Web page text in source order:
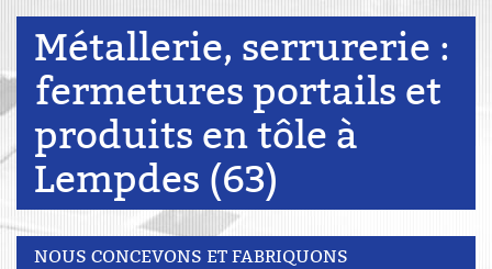
Métallerie, serrurerie :
fermetures portails et
produits en tôle à
Lempdes (63)
NOUS CONCEVONS ET FABRIQUONS